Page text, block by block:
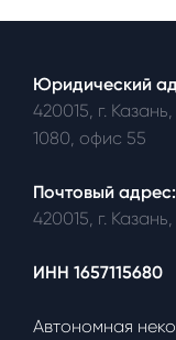
Юридический
420015, г.
1080, офис 55
Почтовый адрес:
420015, г.
ИНН 1657115680
Автономная